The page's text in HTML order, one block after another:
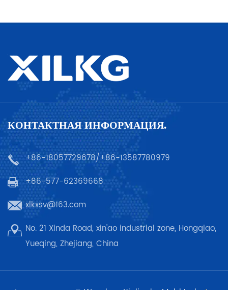
КОНТАКТНАЯ ИНФОРМАЦИЯ.
+86-18057729678/+86-13587780979
+86-577-62369668
xlkxsv@163.com
No. 21 Xinda Road, xin'ao industrial zone, Hongqiao,
Yueqing, Zhejiang, China